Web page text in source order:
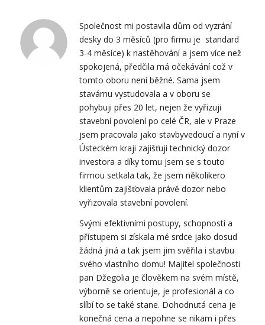
Společnost mi postavila dům od vyzrání
desky do 3 měsíců (pro firmu je standard
3-4 měsíce) k nastěhování a jsem více než
spokojená, předčila má očekávání což v
tomto oboru není běžné. Sama jsem
stavárnu vystudovala a v oboru se
pohybuji přes 20 let, nejen že vyřizuji
stavební povolení po celé ČR, ale v Praze
jsem pracovala jako stavbyvedoucí a nyní v
Ústeckém kraji zajišťuji technický dozor
investora a díky tomu jsem se s touto
firmou setkala tak, že jsem několikero
klientům zajišťovala právě dozor nebo
vyřizovala stavební povolení.
Svými efektivními postupy, schopností a
přístupem si získala mé srdce jako dosud
žádná jiná a tak jsem jim svěřila i stavbu
svého vlastního domu! Majitel společnosti
pan Džegolia je člověkem na svém místě,
výborně se orientuje, je profesionál a co
slíbí to se také stane. Dohodnutá cena je
konečná cena a nepohne se nikam i přes